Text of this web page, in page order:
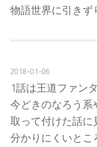
物語世界に引き
2018-01-06
1話は王道ファン
今どきのなろう
取って付けた話に
分かりにくいとこ